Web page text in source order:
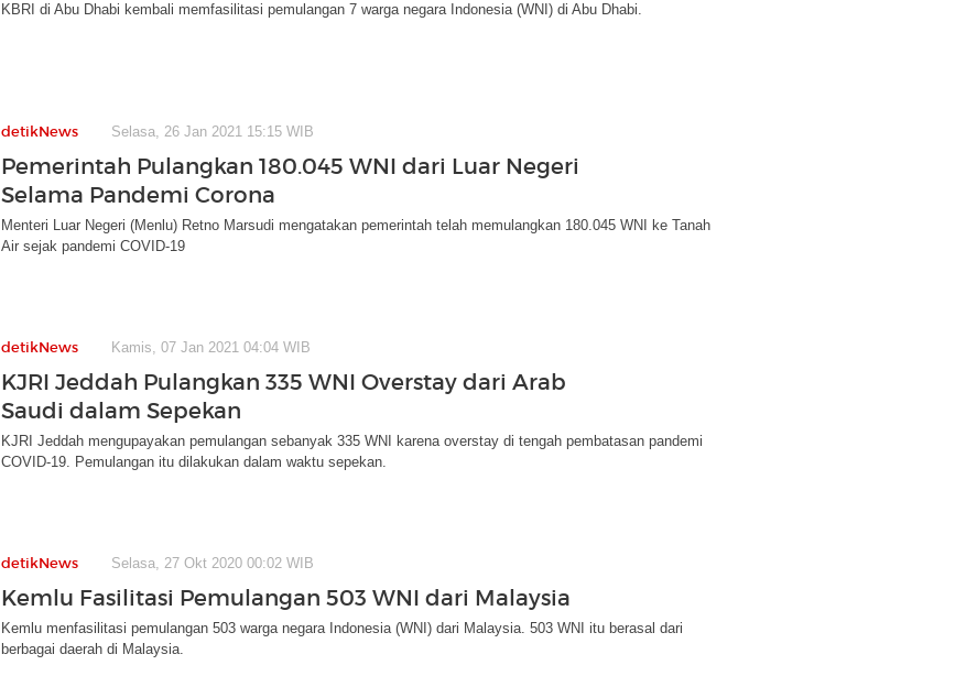
KBRI di Abu Dhabi kembali memfasilitasi pemulangan 7 warga negara Indonesia (WNI) di Abu Dhabi.
detikNews Selasa, 26 Jan 2021 15:15 WIB
Pemerintah Pulangkan 180.045 WNI dari Luar Negeri
Selama Pandemi Corona
Menteri Luar Negeri (Menlu) Retno Marsudi mengatakan pemerintah telah memulangkan 180.045 WNI ke Tanah
Air sejak pandemi COVID-19
detikNews Kamis, 07 Jan 2021 04:04 WIB
KJRI Jeddah Pulangkan 335 WNI Overstay dari Arab
Saudi dalam Sepekan
KJRI Jeddah mengupayakan pemulangan sebanyak 335 WNI karena overstay di tengah pembatasan pandemi
COVID-19. Pemulangan itu dilakukan dalam waktu sepekan.
detikNews Selasa, 27 Okt 2020 00:02 WIB
Kemlu Fasilitasi Pemulangan 503 WNI dari Malaysia
Kemlu menfasilitasi pemulangan 503 warga negara Indonesia (WNI) dari Malaysia. 503 WNI itu berasal dari
berbagai daerah di Malaysia.